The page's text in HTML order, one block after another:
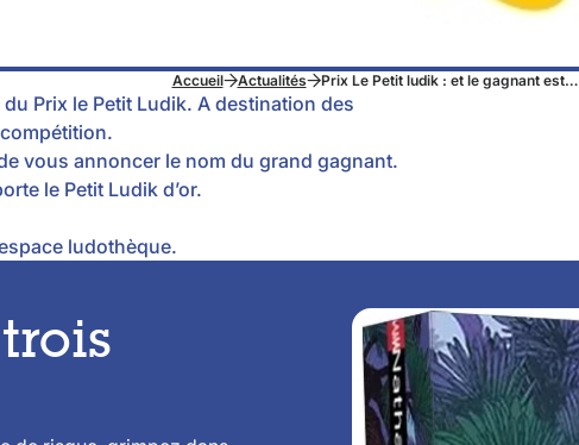
Accueil Actualités Prix Le Petit ludik : et le gagnant est…
Prix le Petit Ludik. A destination des
vous annoncer le nom du grand gagnant.
le Petit Ludik d’or.
ludothèque.